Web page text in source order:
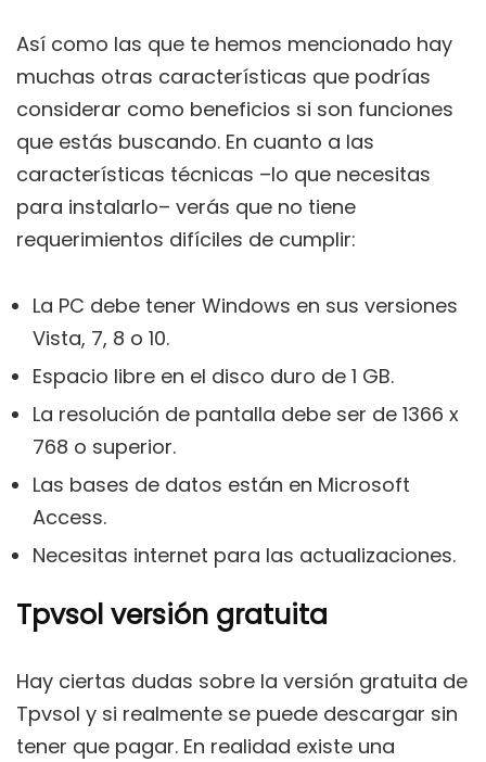
Así como las que te hemos mencionado hay
muchas otras características que podrías
considerar como beneficios si son funciones
que estás buscando. En cuanto a las
características técnicas –lo que necesitas
para instalarlo– verás que no tiene
requerimientos difíciles de cumplir:
La PC debe tener Windows en sus versiones
Vista, 7, 8 o 10.
Espacio libre en el disco duro de 1 GB.
La resolución de pantalla debe ser de 1366 x
768 o superior.
Las bases de datos están en Microsoft
Access.
Necesitas internet para las actualizaciones.
Tpvsol versión gratuita
Hay ciertas dudas sobre la versión gratuita de
Tpvsol y si realmente se puede descargar sin
tener que pagar. En realidad existe una